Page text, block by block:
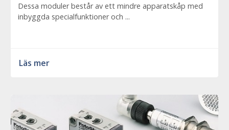
Dessa moduler består av ett mindre apparatskåp med
inbyggda specialfunktioner och ...
Läs mer